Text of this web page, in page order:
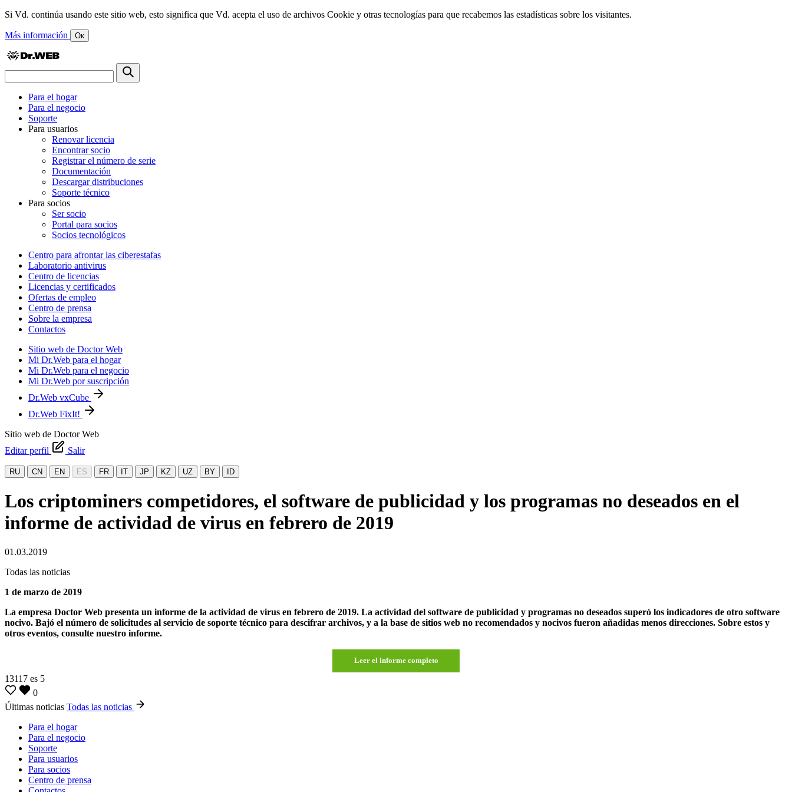
Si Vd. continúa usando este sitio web, esto significa que Vd. acepta el uso de archivos Cookie y otras tecnologías para que recabemos las estadísticas sobre los visitantes.
Más información Ок
Para el hogar
Para el negocio
Soporte
Para usuarios
Renovar licencia
Encontrar socio
Registrar el número de serie
Documentación
Descargar distribuciones
Soporte técnico
Para socios
Ser socio
Portal para socios
Socios tecnológicos
Centro para afrontar las ciberestafas
Laboratorio antivirus
Centro de licencias
Licencias y certificados
Ofertas de empleo
Centro de prensa
Sobre la empresa
Contactos
Sitio web de Doctor Web
Mi Dr.Web para el hogar
Mi Dr.Web para el negocio
Mi Dr.Web por suscripción
Dr.Web vxCube
Dr.Web FixIt!
Sitio web de Doctor Web
Editar perfil
Salir
RU CN EN ES FR IT JP KZ UZ BY ID
Los criptominers competidores, el software de publicidad y los programas no deseados en el
informe de actividad de virus en febrero de 2019
01.03.2019
Todas las noticias
1 de marzo de 2019
La empresa Doctor Web presenta un informe de la actividad de virus en febrero de 2019. La actividad del software de publicidad y programas no deseados superó los indicadores de otro software
nocivo. Bajó el número de solicitudes al servicio de soporte técnico para descifrar archivos, y a la base de sitios web no recomendados y nocivos fueron añadidas menos direcciones. Sobre estos y
otros eventos, consulte nuestro informe.
Leer el informe completo
13117 es 5
0
Últimas noticias Todas las noticias
Para el hogar
Para el negocio
Soporte
Para usuarios
Para socios
Centro de prensa